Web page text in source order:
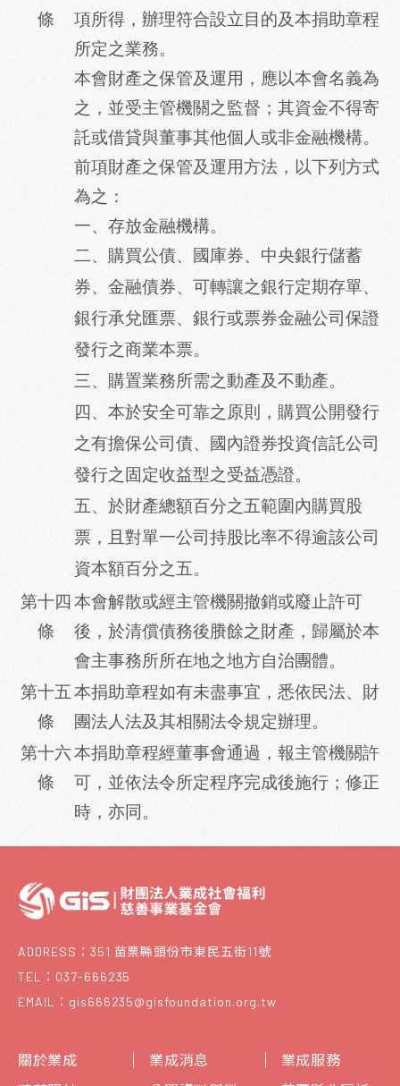
條
項所得，辦理符合設立目的及本捐助章程
所定之業務。
本會財產之保管及運用，應以本會名義為
之，並受主管機關之監督；其資金不得寄
託或借貸與董事其他個人或非金融機構。
前項財產之保管及運用方法，以下列方式
為之：
一、存放金融機構。
二、購買公債、國庫券、中央銀行儲蓄
券、金融債券、可轉讓之銀行定期存單、
銀行承兌匯票、銀行或票券金融公司保證
發行之商業本票。
三、購置業務所需之動產及不動產。
四、本於安全可靠之原則，購買公開發行
之有擔保公司債、國內證券投資信託公司
發行之固定收益型之受益憑證。
五、於財產總額百分之五範圍內購買股
票，且對單一公司持股比率不得逾該公司
資本額百分之五。
第十四
條
本會解散或經主管機關撤銷或廢止許可
後，於清償債務後賸餘之財產，歸屬於本
會主事務所所在地之地方自治團體。
第十五
條
本捐助章程如有未盡事宜，悉依民法、財
團法人法及其相關法令規定辦理。
第十六
條
本捐助章程經董事會通過，報主管機關許
可，並依法令所定程序完成後施行；修正
時，亦同。
ADDRESS：351 苗栗縣頭份市東民五街11號
TEL：037-666235
EMAIL：gis666235@gisfoundation.org.tw
關於業成 業成消息
業成服務